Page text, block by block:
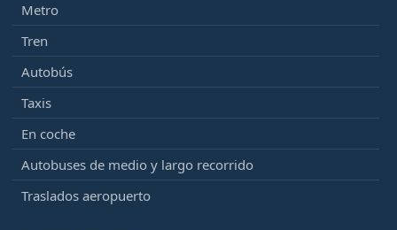
Metro
Tren
Autobús
Taxis
En coche
Autobuses de medio y largo recorrido
Traslados aeropuerto